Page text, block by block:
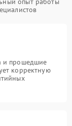
и прошедшие
корректную